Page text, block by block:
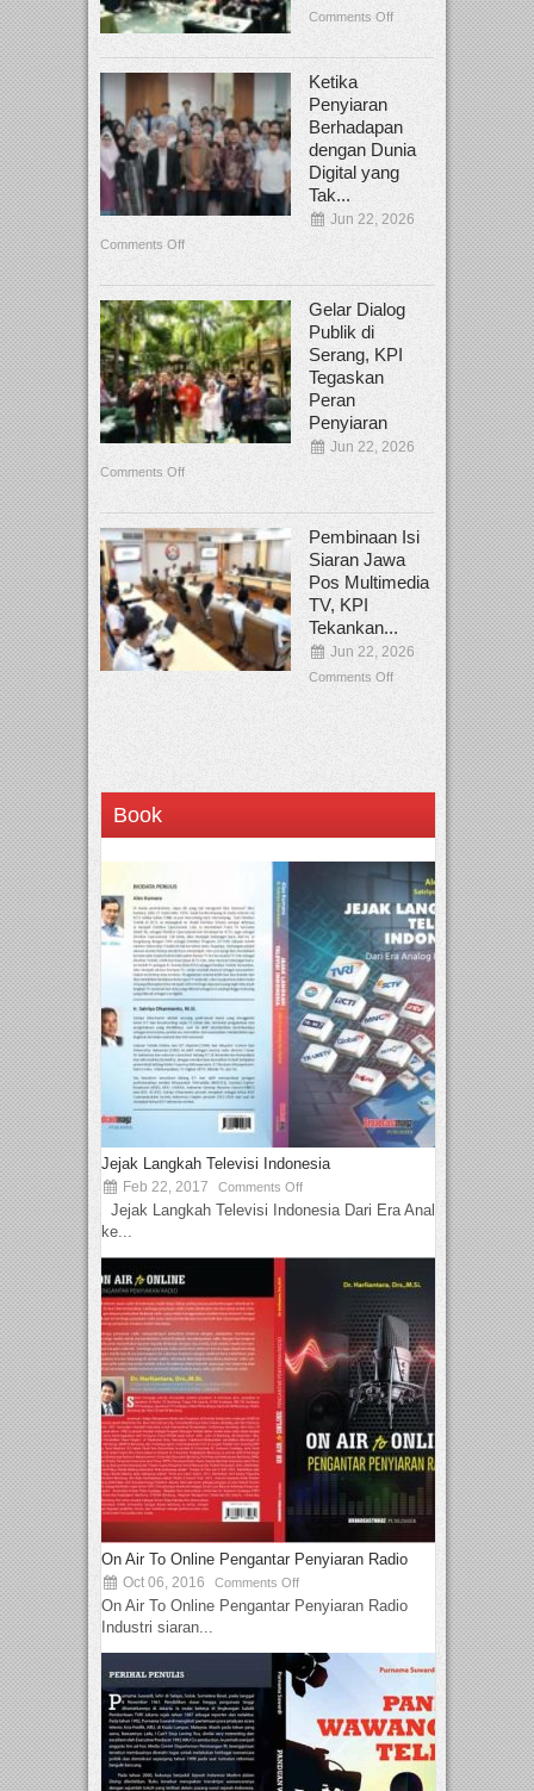
Comments Off
Ketika
Penyiaran
Berhadapan
dengan Dunia
Digital yang
Tak...
Jun 22, 2026
Comments Off
Gelar Dialog
Publik di
Serang, KPI
Tegaskan
Peran
Penyiaran
Jun 22, 2026
Comments Off
Pembinaan Isi
Siaran Jawa
Pos Multimedia
TV, KPI
Tekankan...
Jun 22, 2026
Comments Off
Book
Jejak Langkah Televisi Indonesia
Feb 22, 2017 Comments Off
Jejak Langkah Televisi Indonesia Dari Era Analog
ke...
On Air To Online Pengantar Penyiaran Radio
Oct 06, 2016 Comments Off
On Air To Online Pengantar Penyiaran Radio
Industri siaran...